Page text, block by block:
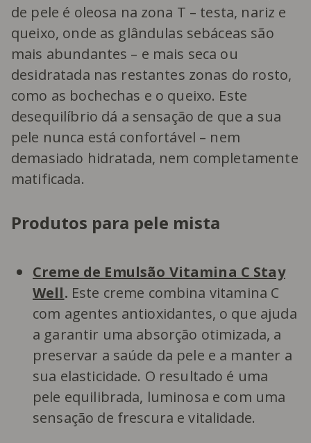
de pele é oleosa na zona T – testa, nariz e
queixo, onde as glândulas sebáceas são
mais abundantes – e mais seca ou
desidratada nas restantes zonas do rosto,
como as bochechas e o queixo. Este
desequilíbrio dá a sensação de que a sua
pele nunca está confortável – nem
demasiado hidratada, nem completamente
matificada.
Produtos para pele mista
Creme de Emulsão Vitamina C Stay
Well. Este creme combina vitamina C
com agentes antioxidantes, o que ajuda
a garantir uma absorção otimizada, a
preservar a saúde da pele e a manter a
sua elasticidade. O resultado é uma
pele equilibrada, luminosa e com uma
sensação de frescura e vitalidade.